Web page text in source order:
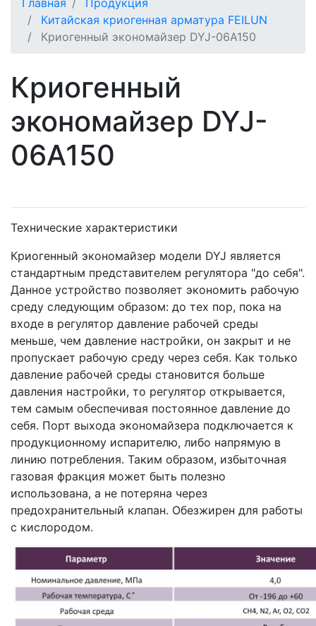
Главная
Продукция
Китайская криогенная арматура FEILUN
Криогенный экономайзер DYJ-06A150
Криогенный
экономайзер DYJ-
06A150
Технические характеристики
Криогенный экономайзер модели DYJ является
стандартным представителем регулятора "до себя".
Данное устройство позволяет экономить рабочую
среду следующим образом: до тех пор, пока на
входе в регулятор давление рабочей среды
меньше, чем давление настройки, он закрыт и не
пропускает рабочую среду через себя. Как только
давление рабочей среды становится больше
давления настройки, то регулятор открывается,
тем самым обеспечивая постоянное давление до
себя. Порт выхода экономайзера подключается к
продукционному испарителю, либо напрямую в
линию потребления. Таким образом, избыточная
газовая фракция может быть полезно
использована, а не потеряна через
предохранительный клапан. Обезжирен для работы
с кислородом.